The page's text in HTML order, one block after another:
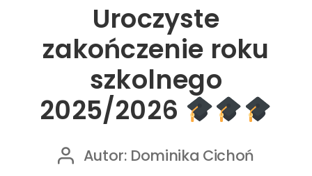
Uroczyste
zakończenie roku
szkolnego
2025/2026
Autor: Dominika Cichoń